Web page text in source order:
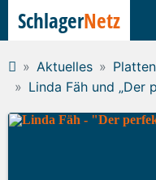
Aktuelles
Linda Fäh und „Der
SchlagerNetz